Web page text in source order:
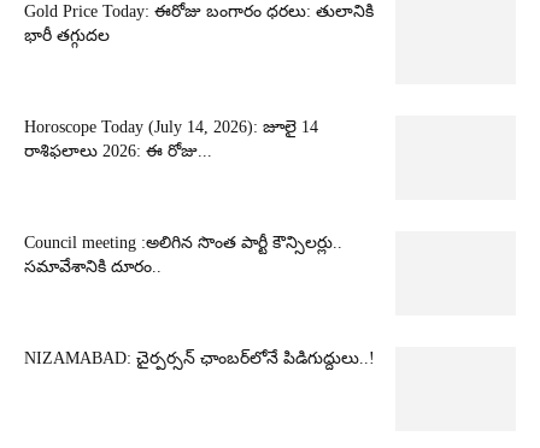
Gold Price Today: ఈరోజు బంగారం ధరలు: తులానికి
భారీ తగ్గుదల
Horoscope Today (July 14, 2026): జూలై 14
రాశిఫలాలు 2026: ఈ రోజు...
Council meeting :అలిగిన సొంత పార్టీ కౌన్సిలర్లు..
సమావేశానికి దూరం..
NIZAMABAD: చైర్పర్సన్ ఛాంబర్‌లోనే పిడిగుద్దులు..!